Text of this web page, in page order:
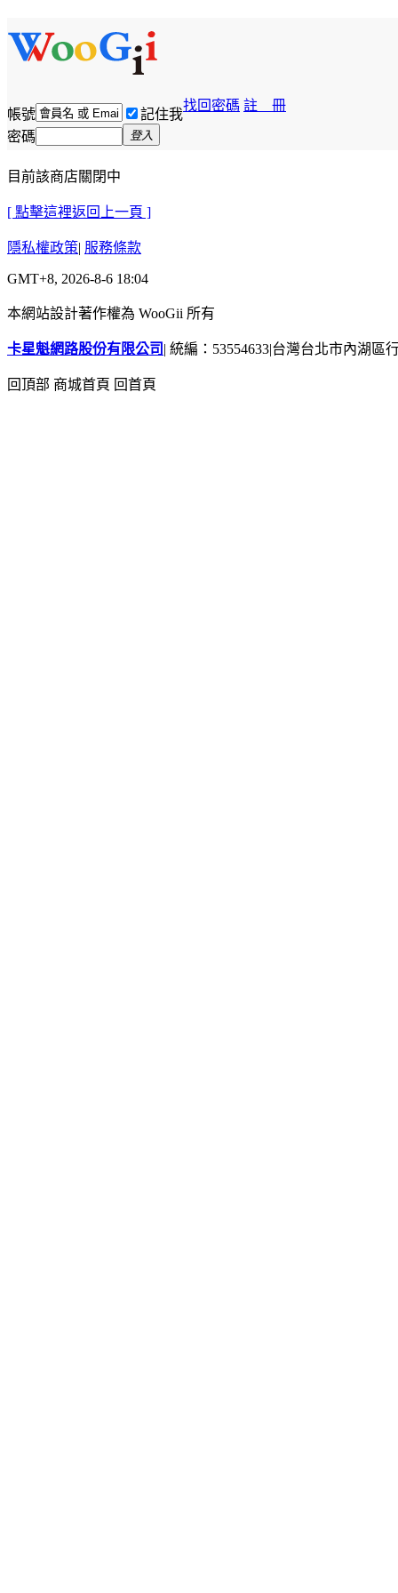
帳號 記住我
找回密碼 註 冊
密碼 登入
目前該商店關閉中
[ 點擊這裡返回上一頁 ]
隱私權政策| 服務條款
GMT+8, 2026-8-6 18:04
本網站設計著作權為 WooGii 所有
卡星魁網路股份有限公司 | 統編：53554633|台灣台北市內湖區
回頂部 商城首頁 回首頁